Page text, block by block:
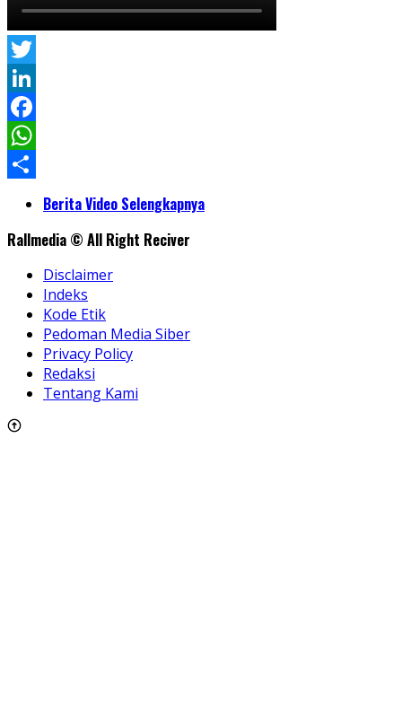
Twitter
LinkedIn
Facebook
WhatsApp
ShareBerita Video Selengkapnya
Rallmedia © All Right Reciver
Disclaimer
Indeks
Kode Etik
Pedoman Media Siber
Privacy Policy
Redaksi
Tentang Kami